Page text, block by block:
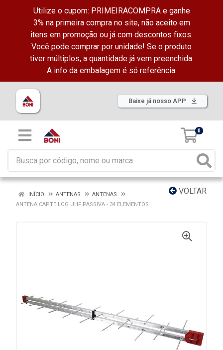
Utilize o cupom: PRIMEIRACOMPRA e ganhe
3% na primeira compra no site, não aceito em
itens em promoção ou já com descontos fixos.
Você pode comprar por unidade! Se o produto
tiver múltiplos, a quantidade já vem preenchida.
A info da embalagem é só referência.
Baixe já nosso APP
0
VOLTAR
INÍCIO ANTENAS
ANTENAS
ANTENA CAPTE LOG UHF PASSIVA - 34 ELEMENTOS